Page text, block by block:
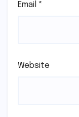
Email *
Website